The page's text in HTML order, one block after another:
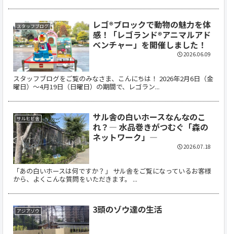
スタッフブログ
レゴ®ブロックで動物の魅力を体
感！「レゴランド®アニマルアド
ベンチャー」を開催しました！
スタッフブログをご覧のみなさま、こんにちは！ 2026年2月6日（金
曜日）〜4月19日（日曜日）の期間で、レゴラン...
2026.06.09
サルヒヒ舎
サル舎の白いホースなんなのこ
れ？― 水品巻きがつむぐ「森の
ネットワーク」―
「あの白いホースは何ですか？」 サル舎をご覧になっているお客様
から、よくこんな質問をいただきます。 ...
2026.07.18
アジアゾウ 3頭のゾウ達の生活